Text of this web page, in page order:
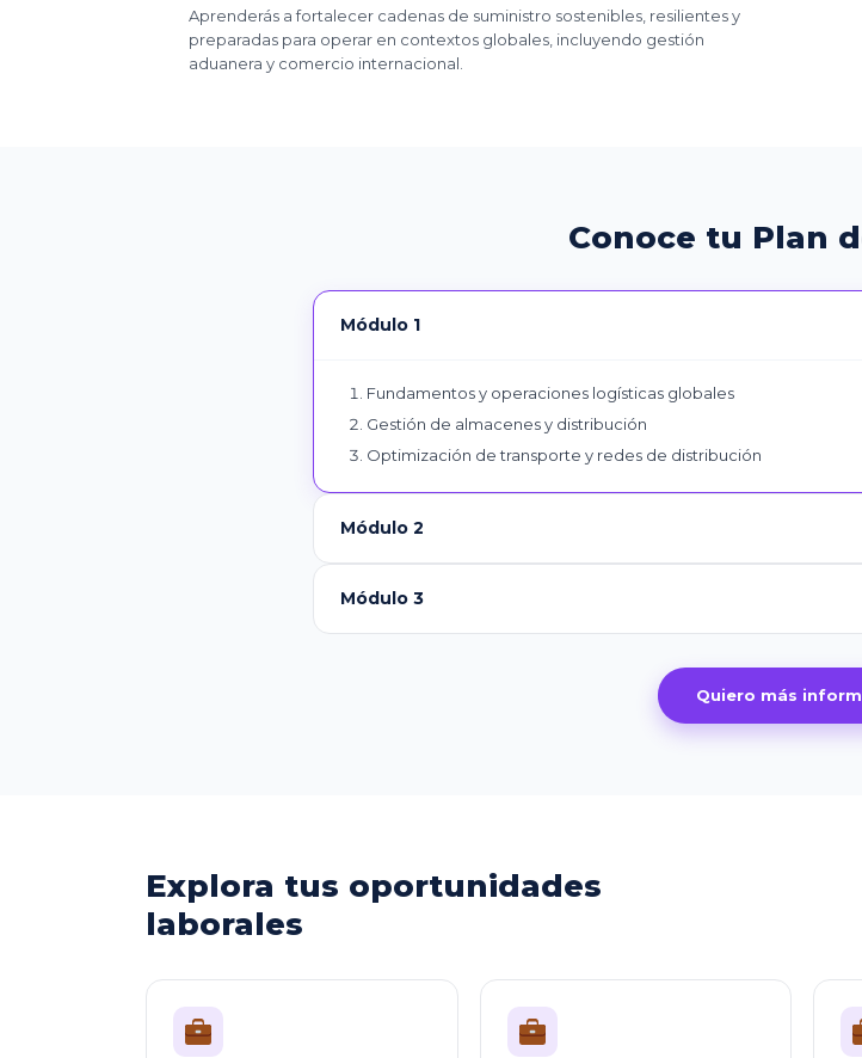
Aprenderás a fortalecer cadenas de suministro sostenibles, resilientes y
preparadas para operar en contextos globales, incluyendo gestión
aduanera y comercio internacional.
Conoce tu Plan
Módulo 1
Fundamentos y operaciones logísticas globales
Gestión de almacenes y distribución
Optimización de transporte y redes de distribución
Módulo 2
Módulo 3
Quiero más
Explora tus oportunidades
laborales